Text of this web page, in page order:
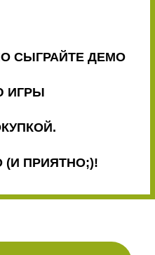
СЫГРАЙТЕ ДЕМО
ИГРЫ
(И ПРИЯТНО;)!